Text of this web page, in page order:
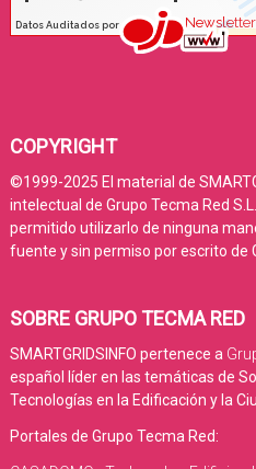
COPYRIGHT
©1999-2025 El material de
intelectual de Grupo Tecma Red
permitido utilizarlo de ninguna
fuente y sin permiso por escrito de
SOBRE GRUPO TECMA RED
SMARTGRIDSINFO pertenece a
español líder en las temáticas de
Tecnologías en la Edificación y la
Portales de Grupo Tecma Red: